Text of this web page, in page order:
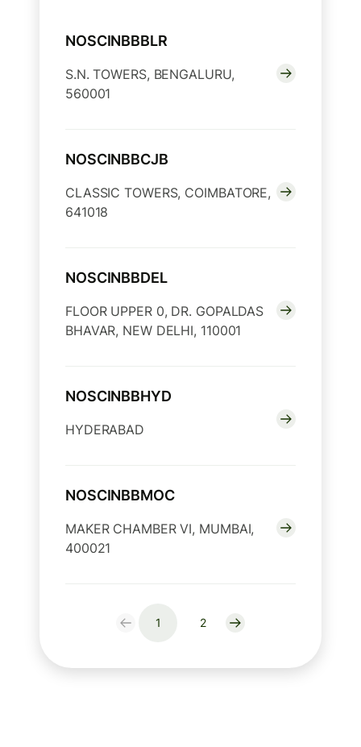
NOSCINBBBLR
S.N. TOWERS, BENGALURU,
560001
NOSCINBBCJB
CLASSIC TOWERS, COIMBATORE,
641018
NOSCINBBDEL
FLOOR UPPER 0, DR. GOPALDAS
BHAVAR, NEW DELHI, 110001
NOSCINBBHYD
HYDERABAD
NOSCINBBMOC
MAKER CHAMBER VI, MUMBAI,
400021
1 2